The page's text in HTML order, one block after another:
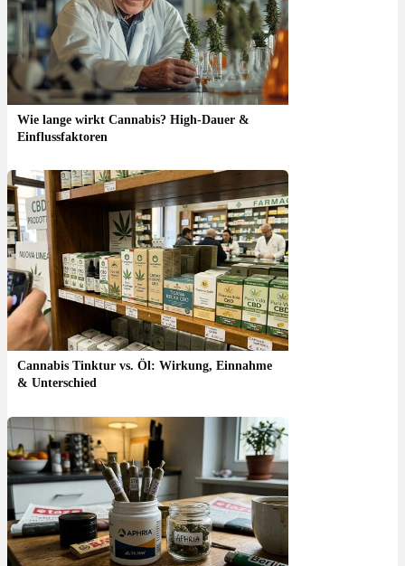
Wie lange wirkt Cannabis? High-Dauer &
Einflussfaktoren
Cannabis Tinktur vs. Öl: Wirkung, Einnahme
& Unterschied